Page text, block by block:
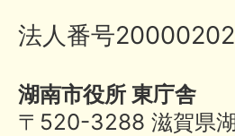
法人番号
湖南市役所 東庁舎
〒520-3288 滋賀県